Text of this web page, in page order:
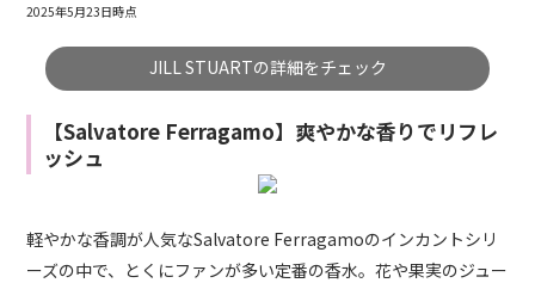
2025年5月23日時点
JILL STUARTの詳細をチェック
【Salvatore Ferragamo】爽やかな香りでリフレ
ッシュ
軽やかな香調が人気なSalvatore Ferragamoのインカントシリ
ーズの中で、とくにファンが多い定番の香水。花や果実のジュー